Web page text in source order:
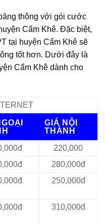
thông với gói cước
Cẩm Khê. Đặc biệt,
tại huyện Cẩm Khê sẽ
tốt hơn. Dưới đây là
Cẩm Khê dành cho
GIÁ NỘI
THÀNH
220,000
280,000đ
250,000đ
310,000đ